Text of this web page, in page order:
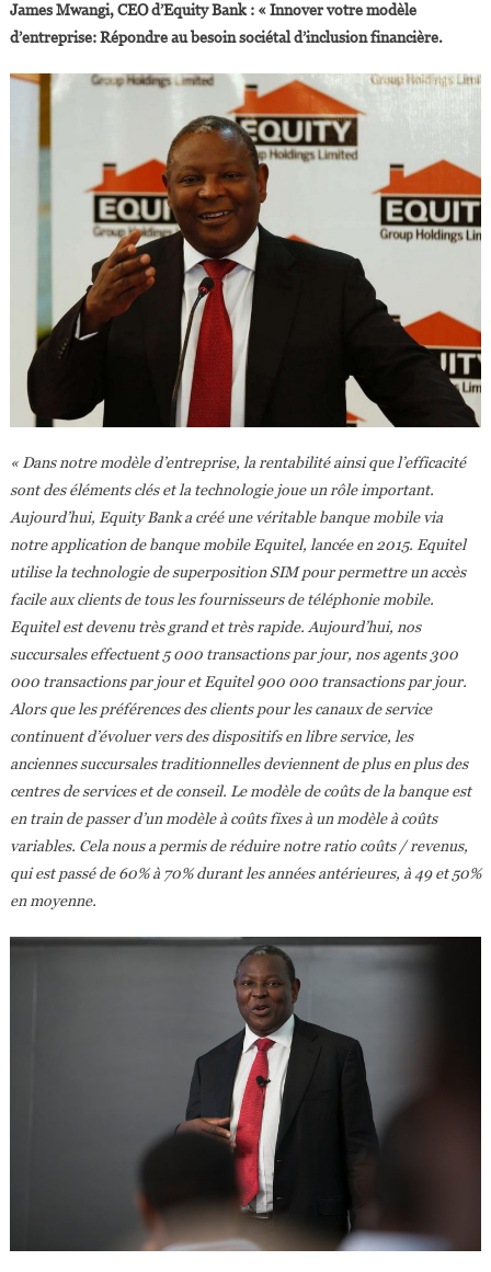
James Mwangi, CEO d’Equity Bank : « Innover votre modèle
d’entreprise: Répondre au besoin sociétal d’inclusion financière.
« Dans notre modèle d’entreprise, la rentabilité ainsi que l’efficacité
sont des éléments clés et la technologie joue un rôle important.
Aujourd’hui, Equity Bank a créé une véritable banque mobile via
notre application de banque mobile Equitel, lancée en 2015. Equitel
utilise la technologie de superposition SIM pour permettre un accès
facile aux clients de tous les fournisseurs de téléphonie mobile.
Equitel est devenu très grand et très rapide. Aujourd’hui, nos
succursales effectuent 5 000 transactions par jour, nos agents 300
000 transactions par jour et Equitel 900 000 transactions par jour.
Alors que les préférences des clients pour les canaux de service
continuent d’évoluer vers des dispositifs en libre service, les
anciennes succursales traditionnelles deviennent de plus en plus des
centres de services et de conseil. Le modèle de coûts de la banque est
en train de passer d’un modèle à coûts fixes à un modèle à coûts
variables. Cela nous a permis de réduire notre ratio coûts / revenus,
qui est passé de 60% à 70% durant les années antérieures, à 49 et 50%
en moyenne.